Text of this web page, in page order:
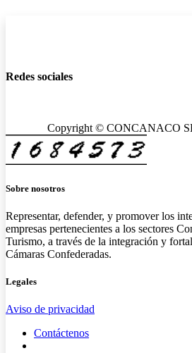
Redes sociales
Copyright © CONCANACO
Sobre nosotros
Representar, defender, y promover los
empresas pertenecientes a los sectores
Turismo, a través de la integración y
Cámaras Confederadas.
Legales
Aviso de privacidad
Contáctenos